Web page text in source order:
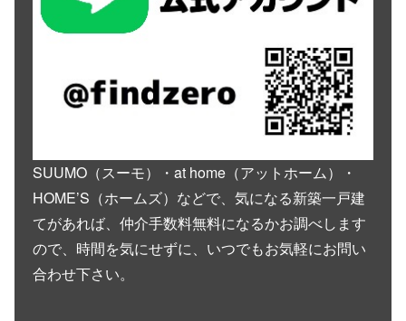
SUUMO（スーモ）・at home（アットホーム）・
HOME’S（ホームズ）などで、気になる新築一戸建
てがあれば、仲介手数料無料になるかお調べします
ので、時間を気にせずに、いつでもお気軽にお問い
合わせ下さい。